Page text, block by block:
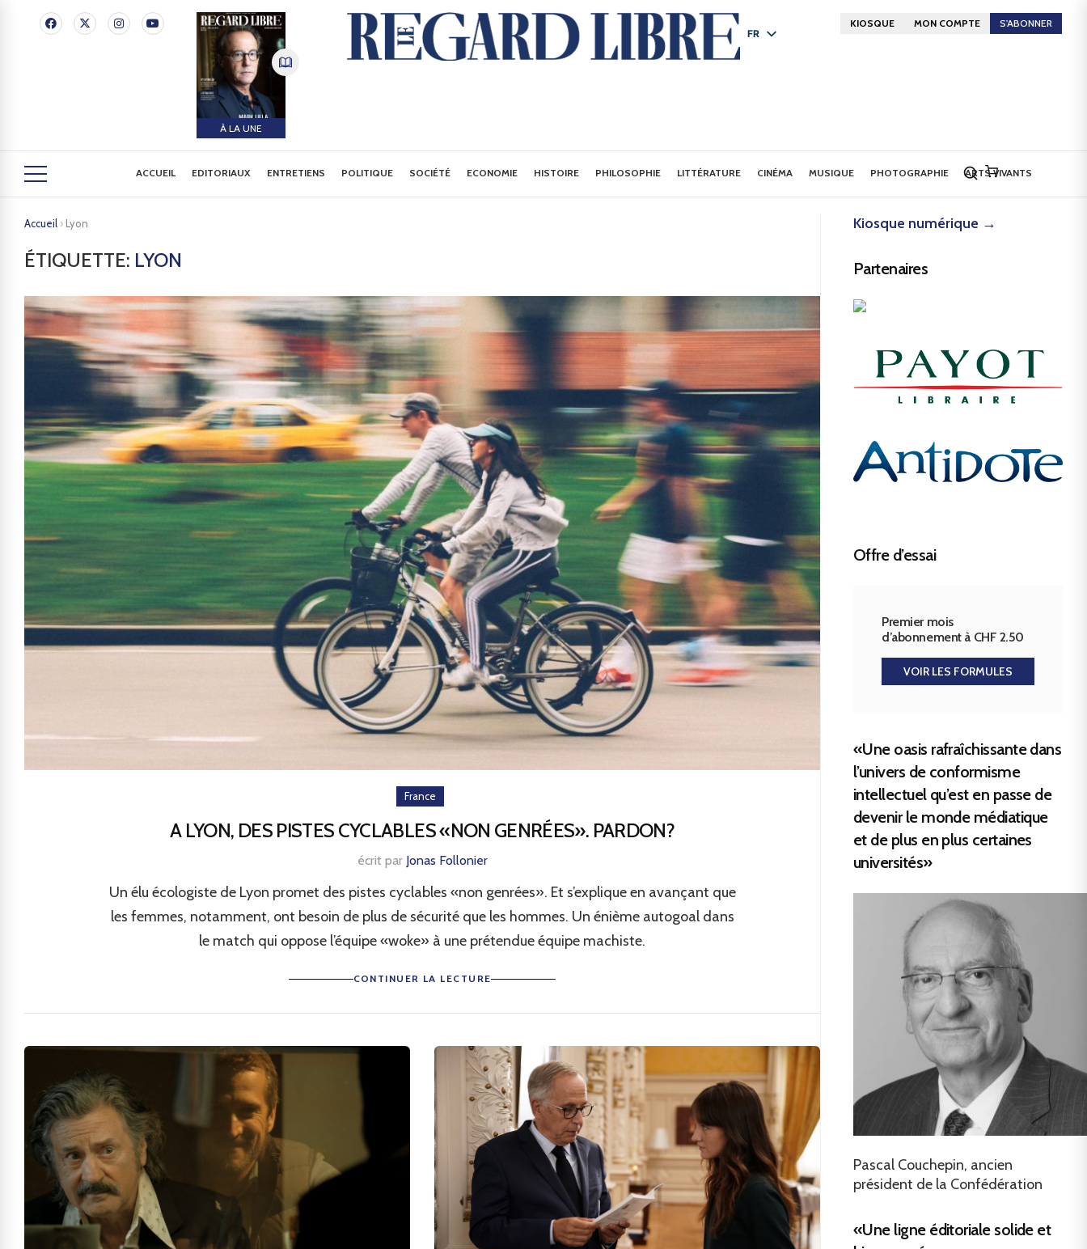
À LA UNE
FR
KIOSQUE MON COMPTE S'ABONNER
ACCUEIL EDITORIAUX ENTRETIENS POLITIQUE SOCIÉTÉ ECONOMIE HISTOIRE PHILOSOPHIE LITTÉRATURE CINÉMA MUSIQUE PHOTOGRAPHIE ARTS VIVANTS
Accueil › Lyon
ÉTIQUETTE: LYON
France
A LYON, DES PISTES CYCLABLES «NON GENRÉES». PARDON?
écrit par Jonas Follonier
Un élu écologiste de Lyon promet des pistes cyclables «non genrées». Et s’explique en avançant que
les femmes, notamment, ont besoin de plus de sécurité que les hommes. Un énième autogoal dans
le match qui oppose l’équipe «woke» à une prétendue équipe machiste.
CONTINUER LA LECTURE
Kiosque numérique →
Partenaires
Offre d’essai
Premier mois
d’abonnement à CHF 2.50
VOIR LES FORMULES
«Une oasis rafraîchissante dans
l’univers de conformisme
intellectuel qu’est en passe de
devenir le monde médiatique
et de plus en plus certaines
universités»
Pascal Couchepin, ancien
président de la Confédération
«Une ligne éditoriale solide et